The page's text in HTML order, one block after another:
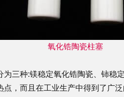
氧化锆陶瓷柱塞
为三种:镁稳定氧化锆陶瓷、铈稳
，而且在工业生产中得到了广泛